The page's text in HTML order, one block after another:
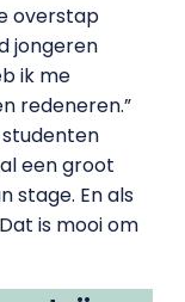
overstap
jongeren
ik me
redeneren.”
studenten
een groot
stage. En als
is mooi om